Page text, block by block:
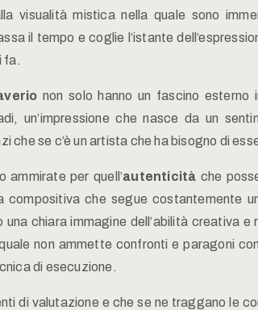
visualità mistica nella quale sono
il tempo e coglie l’istante
fa.
non solo hanno un fascino esterno
un’impressione che nasce da un
che se c’è un artista che ha bisogno di
ammirate per quell’autenticità che
compositiva che segue
una chiara immagine dell’abilità
non ammette confronti e paragoni
di esecuzione.
di valutazione e che se ne traggano le